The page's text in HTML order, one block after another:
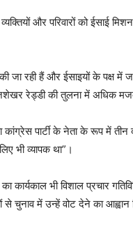
और परिवारों को ईसाई
जा रही हैं और ईसाइयों के पक्ष में
रेड्डी की तुलना में अधिक
पार्टी के नेता के रूप में
भी व्यापक था”।
कार्यकाल भी विशाल प्रचार
चुनाव में उन्हें वोट देने का आह्वान